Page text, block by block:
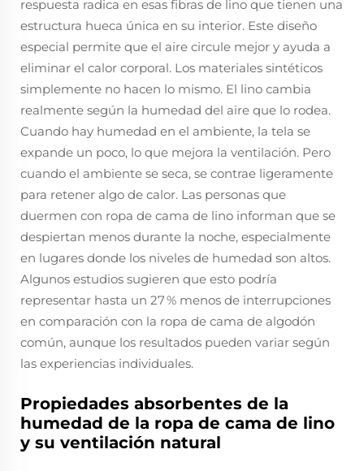
respuesta radica en esas fibras de lino que tienen una
estructura hueca única en su interior. Este diseño
especial permite que el aire circule mejor y ayuda a
eliminar el calor corporal. Los materiales sintéticos
simplemente no hacen lo mismo. El lino cambia
realmente según la humedad del aire que lo rodea.
Cuando hay humedad en el ambiente, la tela se
expande un poco, lo que mejora la ventilación. Pero
cuando el ambiente se seca, se contrae ligeramente
para retener algo de calor. Las personas que
duermen con ropa de cama de lino informan que se
despiertan menos durante la noche, especialmente
en lugares donde los niveles de humedad son altos.
Algunos estudios sugieren que esto podría
representar hasta un 27 % menos de interrupciones
en comparación con la ropa de cama de algodón
común, aunque los resultados pueden variar según
las experiencias individuales.
Propiedades absorbentes de la
humedad de la ropa de cama de lino
y su ventilación natural